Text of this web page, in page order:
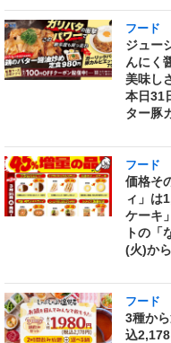
フード
ジュー
んにく
美味し
本日31
ター豚
フード
価格そ
ィ」は
ケーキ
トの「
(火)か
フード
3種か
込